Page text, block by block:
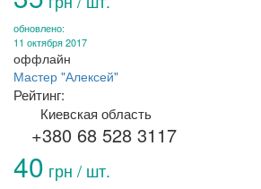
обновлено:
11 октября 2017
оффлайн
Мастер "Алексей"
Рейтинг:
Киевская область
+380 68 528 3117
40 грн / шт.